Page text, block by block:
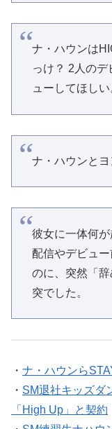
ナ・ハウンは
っけ？ 2人の
ューしてほしい
ナ・ハウンと
彼女に一体何
配信やデビュ
のに、突然「
突でした。
・ ナ・ハウンら
・ SM退社キッズダ
「High Up」と契約